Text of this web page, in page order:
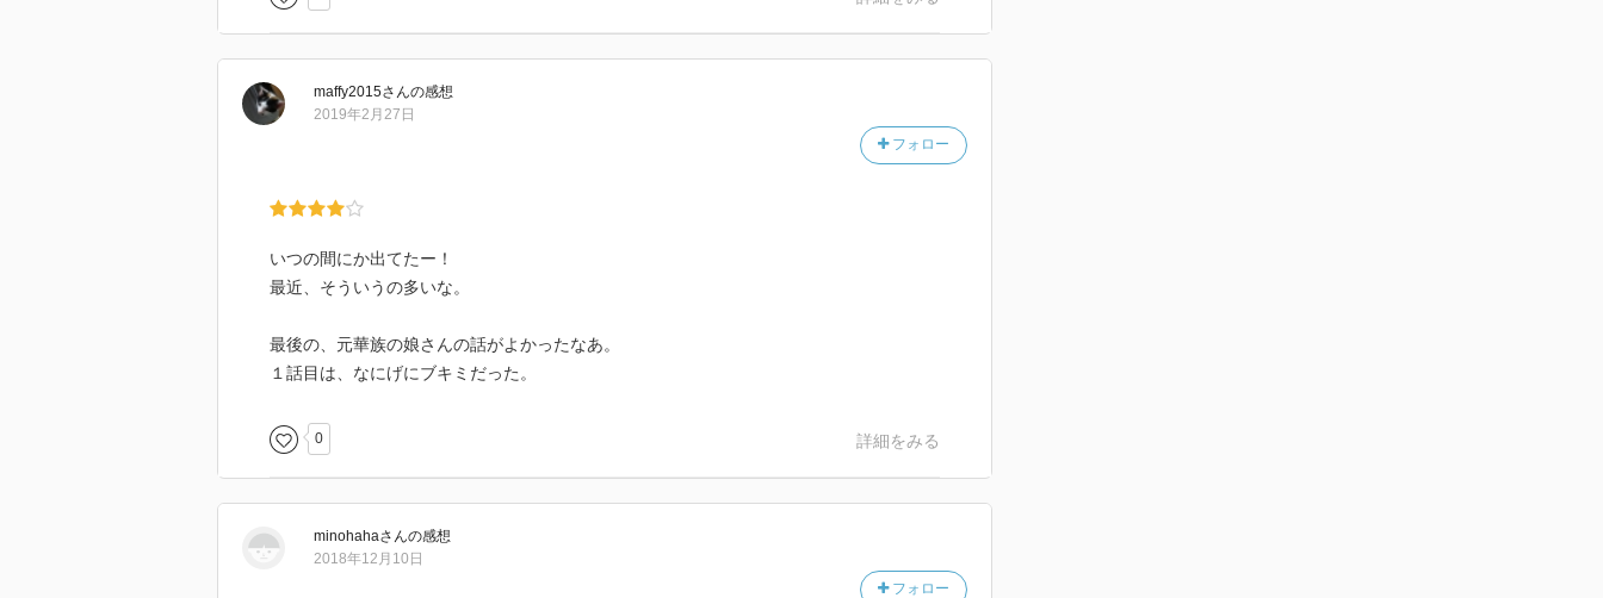
maffy2015さんの感想
フォロー
2019年2月27日
いつの間にか出てたー！
最近、そういうの多いな。
最後の、元華族の娘さんの話がよかったなあ。
１話目は、なにげにブキミだった。
0 詳細をみる
minohahaさんの感想
フォロー
2018年12月10日